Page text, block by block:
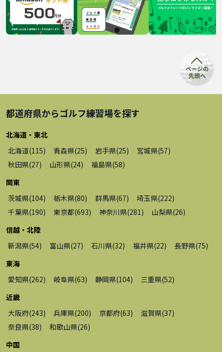
都道府県からゴルフ練習場を探す
北海道・東北
北海道(115) 青森県(25) 岩手県(25) 宮城県(57)
秋田県(27) 山形県(24) 福島県(58)
関東
茨城県(104) 栃木県(80) 群馬県(67) 埼玉県(222)
千葉県(190) 東京都(693) 神奈川県(281 ) 山梨県(26)
信越・北陸
新潟県(54) 富山県(27) 石川県(32) 福井県(22) 長野県(75)
東海
愛知県(262) 岐阜県(63) 静岡県(104) 三重県(52)
近畿
大阪府(243) 兵庫県(200) 京都府(63) 滋賀県(37)
奈良県(38) 和歌山県(26)
中国